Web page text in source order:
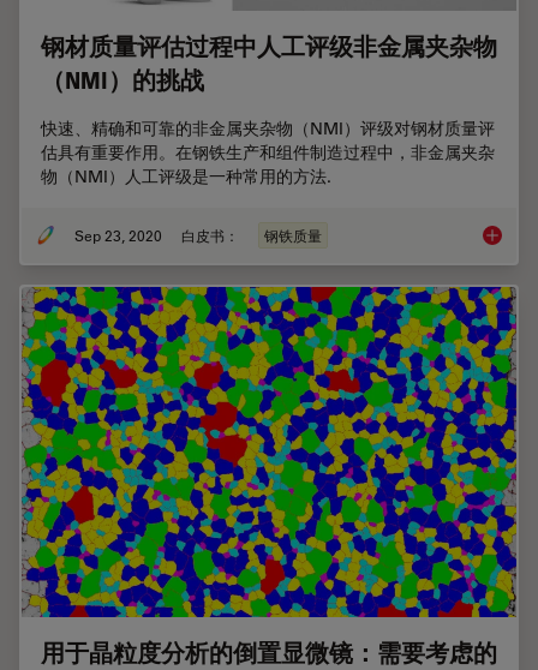
钢材质量评估过程中人工评级非金属夹杂物
（NMI）的挑战
快速、精确和可靠的非金属夹杂物（NMI）评级对钢材质量评
估具有重要作用。在钢铁生产和组件制造过程中，非金属夹杂
物（NMI）人工评级是一种常用的方法.
Sep 23, 2020 白皮书： 钢铁质量 钢材质
用于晶粒度分析的倒置显微镜：需要考虑的